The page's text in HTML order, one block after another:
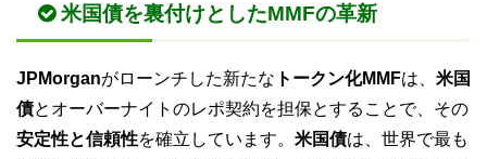
米国債を裏付けとしたMMFの革新
JPMorganがローンチした新たな トークン化MMFは、 米国
債とオーバーナイトのレポ契約を担保とすることで、その
安定性と信頼性を確立しています。 米国債は、世界で最も